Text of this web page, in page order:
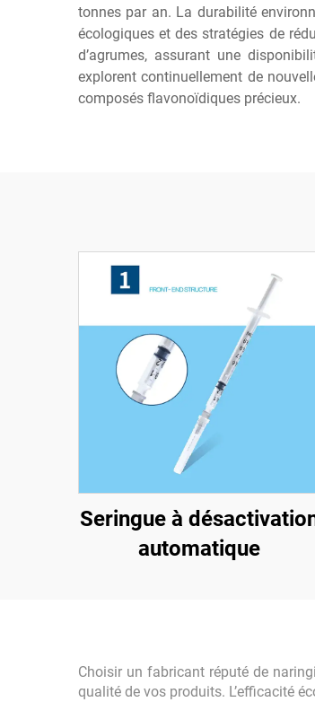
tonnes par an. La durabilité
écologiques et des stratégies de
d’agrumes, assurant une
explorent continuellement de
composés flavonoïdiques précieux.
Seringue à
automatique
Choisir un fabricant réputé de
qualité de vos produits. L’efficacité